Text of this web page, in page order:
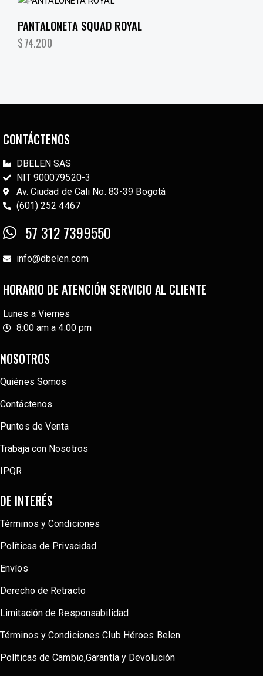
PANTALONETA SQUAD ROYAL
$74,200
CONTÁCTENOS
DBELEN SAS
NIT 900079520-3
Av. Ciudad de Cali No. 83-39 Bogotá
(601) 252 4467
57 312 7399550
info@dbelen.com
HORARIO DE ATENCIÓN SERVICIO AL CLIENTE
Lunes a Viernes
8:00 am a 4:00 pm
NOSOTROS
Quiénes Somos
Contáctenos
Puntos de Venta
Trabaja con Nosotros
IPQR
DE INTERÉS
Términos y Condiciones
Políticas de Privacidad
Envíos
Derecho de Retracto
Limitación de Responsabilidad
Términos y Condiciones Club Héroes Belen
Políticas de Cambio,Garantía y Devolución